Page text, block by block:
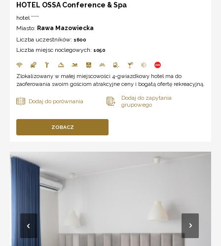
HOTEL OSSA Conference & Spa
hotel ****
Miasto: Rawa Mazowiecka
Liczba uczestników: 1600
Liczba miejsc noclegowych: 1050
Zlokalizowany w małej miejscowości 4-gwiazdkowy hotel ma do
zaoferowania swoim gościom atrakcyjne ceny i bogatą ofertę rekreacyjną.
ZOBACZ